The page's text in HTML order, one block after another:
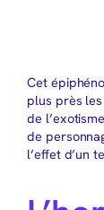
Cet
plus près
de
de
l’effet d’un